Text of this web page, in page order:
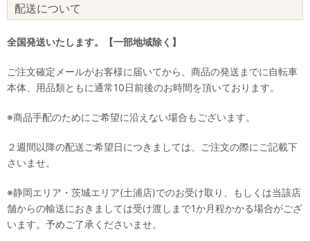
配送について
全国発送いたします。【一部地域除く】
ご注文確定メールがお客様に届いてから、商品の発送までに自転車
本体、用品類ともに通常10日前後のお時間を頂いております。
※商品手配のためにご希望に沿えない場合もございます。
２週間以降の配送ご希望日につきましては、ご注文の際にご記載下
さいませ。
※静岡エリア・茨城エリア(土浦店)でのお受け取り、もしくは当該店
舗からの輸送におきましては受け渡しまで1か月程かかる場合がござ
います。予めご了承くださいませ。